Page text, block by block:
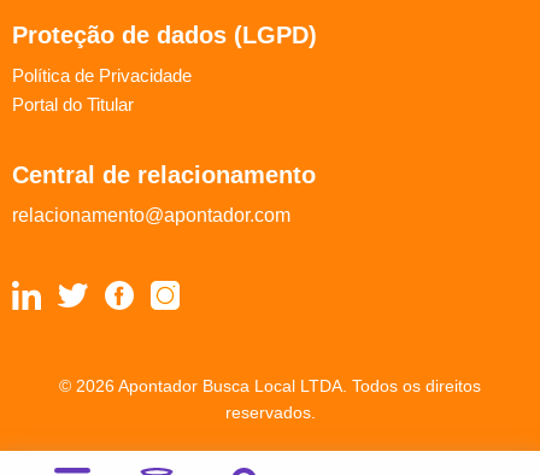
Proteção de dados (LGPD)
Política de Privacidade
Portal do Titular
Central de relacionamento
relacionamento@apontador.com
© 2026 Apontador Busca Local LTDA. Todos os direitos
reservados.